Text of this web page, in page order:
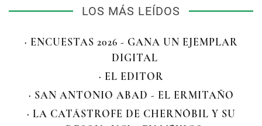
LOS MÁS LEÍDOS
· ENCUESTAS 2026 - GANA UN EJEMPLAR
DIGITAL
· EL EDITOR
· SAN ANTONIO ABAD - EL ERMITAÑO
· LA CATÁSTROFE DE CHERNÓBIL Y SU